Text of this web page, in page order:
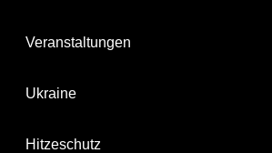
Veranstaltungen
Ukraine
Hitzeschutz